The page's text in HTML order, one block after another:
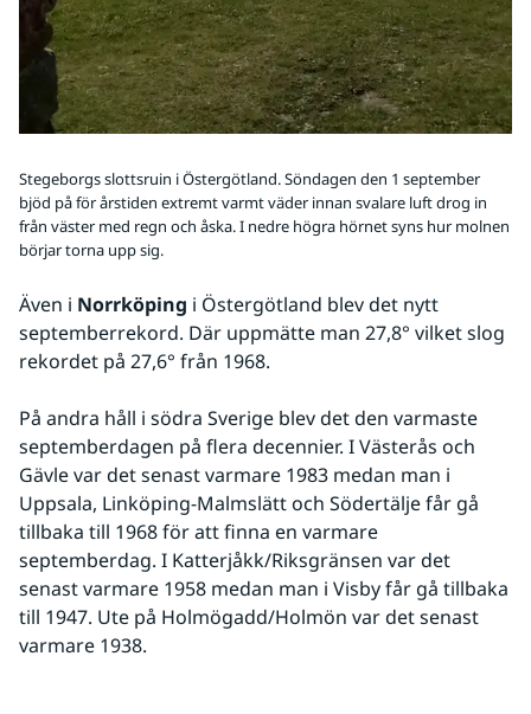
Stegeborgs slottsruin i Östergötland. Söndagen den 1 september
bjöd på för årstiden extremt varmt väder innan svalare luft drog in
från väster med regn och åska. I nedre högra hörnet syns hur molnen
börjar torna upp sig.
Även i Norrköping i Östergötland blev det nytt
septemberrekord. Där uppmätte man 27,8° vilket slog
rekordet på 27,6° från 1968.
På andra håll i södra Sverige blev det den varmaste
septemberdagen på flera decennier. I Västerås och
Gävle var det senast varmare 1983 medan man i
Uppsala, Linköping-Malmslätt och Södertälje får gå
tillbaka till 1968 för att finna en varmare
septemberdag. I Katterjåkk/Riksgränsen var det
senast varmare 1958 medan man i Visby får gå tillbaka
till 1947. Ute på Holmögadd/Holmön var det senast
varmare 1938.